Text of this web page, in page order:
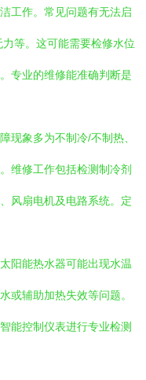
工作。常见问题有无法启
等。这可能需要检修水位
专业的维修能准确判断是
现象多为不制冷/不制热、
维修工作包括检测制冷剂
风扇电机及电路系统。定
阳能热水器可能出现水温
或辅助加热失效等问题。
能控制仪表进行专业检测